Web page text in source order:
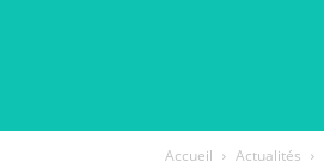
Accueil Actualités